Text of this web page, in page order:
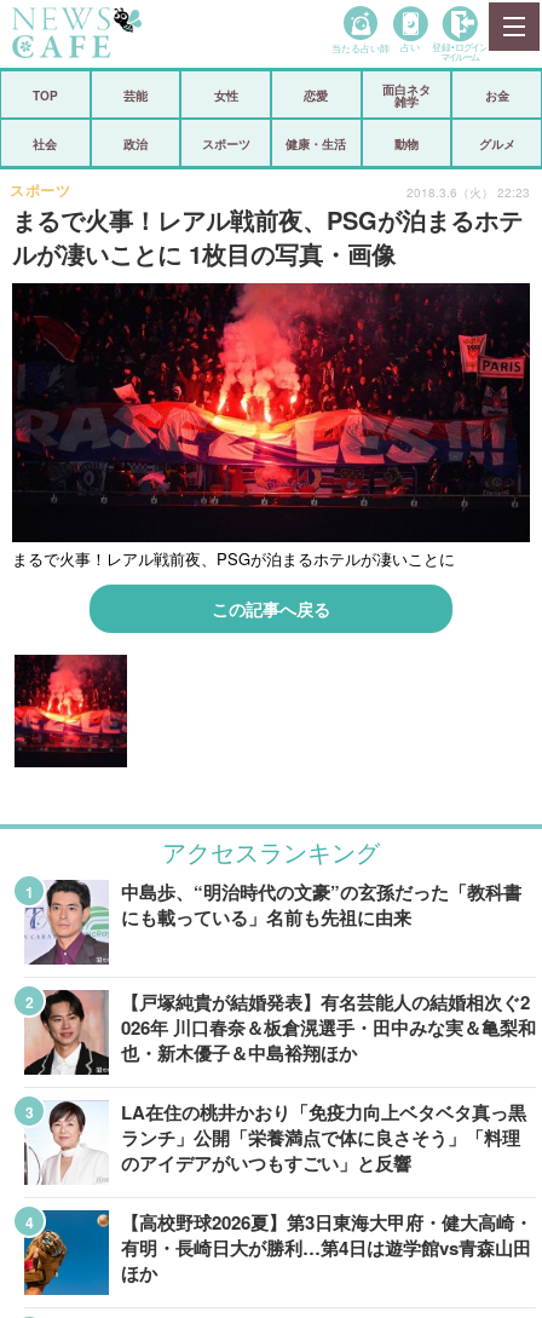
政治
経済
芸能 スポーツ
恋愛 ビックリ
コメントポスト アリ／ナシ
リリース ショップ
登録・ログイン/マイルーム
当たる占い師 占い 登録• ログイン
マイルーム
TOP 芸能 女性 恋愛
面白ネタ
雑学
お金
社会 政治 スポーツ 健康・生活 動物 グルメ
まるで火事！レアル戦前夜、PSGが泊まるホテ
ルが凄いことに 1枚目の写真・画像
スポーツ 2018.3.6（火） 22:23
まるで火事！レアル戦前夜、PSGが泊まるホテルが凄いことに
この記事へ戻る
アクセスランキング
中島歩、“明治時代の文豪”の玄孫だった「教科書
にも載っている」名前も先祖に由来
【戸塚純貴が結婚発表】有名芸能人の結婚相次ぐ2
026年 川口春奈＆板倉滉選手・田中みな実＆亀梨和
也・新木優子＆中島裕翔ほか
LA在住の桃井かおり「免疫力向上ベタベタ真っ黒
ランチ」公開「栄養満点で体に良さそう」「料理
のアイデアがいつもすごい」と反響
【高校野球2026夏】第3日東海大甲府・健大高崎・
有明・長崎日大が勝利…第4日は遊学館vs青森山田
ほか